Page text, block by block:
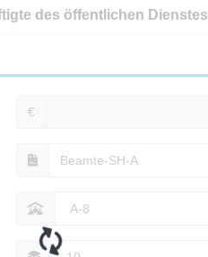
des öffentlichen Dienstes
€